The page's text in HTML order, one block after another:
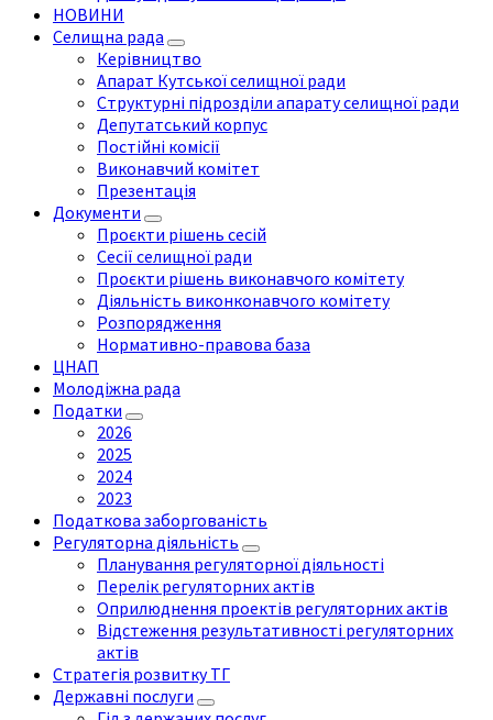
НОВИНИ
Селищна рада
Керівництво
Апарат Кутської селищної ради
Структурні підрозділи апарату селищної ради
Депутатський корпус
Постійні комісії
Виконавчий комітет
Презентація
Документи
Проєкти рішень сесій
Сесії селищної ради
Проєкти рішень виконавчого комітету
Діяльність виконконавчого комітету
Розпорядження
Нормативно-правова база
ЦНАП
Молодіжна рада
Податки
2026
2025
2024
2023
Податкова заборгованість
Регуляторна діяльність
Планування регуляторної діяльності
Перелік регуляторних актів
Оприлюднення проектів регуляторних актів
Відстеження результативності регуляторних
актів
Стратегія розвитку ТГ
Державні послуги